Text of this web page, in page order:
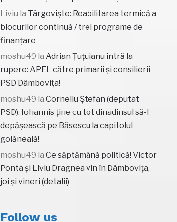
Liviu la Târgoviște: Reabilitarea termică a
blocurilor continuă / trei programe de
finanțare
moshu49 la Adrian Țuțuianu intră la
rupere: APEL către primarii și consilierii
PSD Dâmbovița!
moshu49 la Corneliu Ștefan (deputat
PSD): Iohannis ține cu tot dinadinsul să-l
depășească pe Băsescu la capitolul
golăneală!
moshu49 la Ce săptămână politică! Victor
Ponta și Liviu Dragnea vin în Dâmbovița,
joi și vineri (detalii)
Follow us